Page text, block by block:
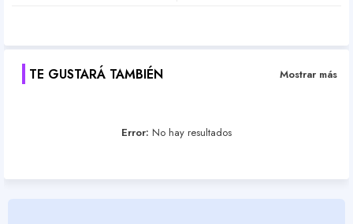
TE GUSTARÁ TAMBIÉN Mostrar más
Error: No hay resultados